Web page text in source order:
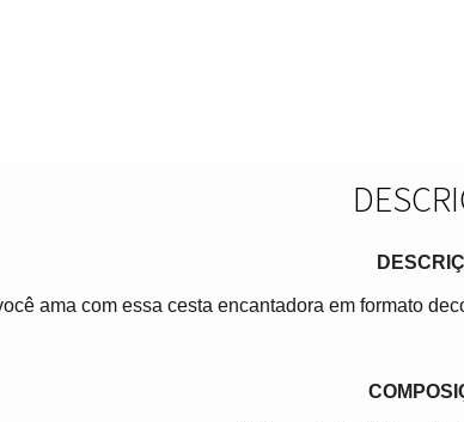
ama com essa cesta encantadora em formato